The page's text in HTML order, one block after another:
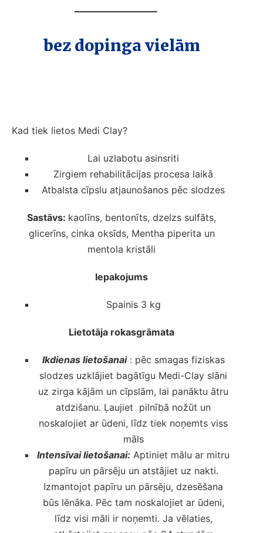
bez dopinga vielām
Kad tiek lietos Medi Clay?
Lai uzlabotu asinsriti
Zirgiem rehabilitācijas procesa laikā
Atbalsta cīpslu atjaunošanos pēc slodzes
Sastāvs: kaolīns, bentonīts, dzelzs sulfāts,
glicerīns, cinka oksīds, Mentha piperita un
mentola kristāli
Iepakojums
Spainis 3 kg
Lietotāja rokasgrāmata
Ikdienas lietošanai: pēc smagas fiziskas
slodzes uzklājiet bagātīgu Medi-Clay slāni
uz zirga kājām un cīpslām, lai panāktu ātru
atdzišanu. Ļaujiet pilnībā nožūt un
noskalojiet ar ūdeni, līdz tiek noņemts viss
māls
Intensīvai lietošanai: Aptiniet mālu ar mitru
papīru un pārsēju un atstājiet uz nakti.
Izmantojot papīru un pārsēju, dzesēšana
būs lēnāka. Pēc tam noskalojiet ar ūdeni,
līdz visi māli ir noņemti. Ja vēlaties,